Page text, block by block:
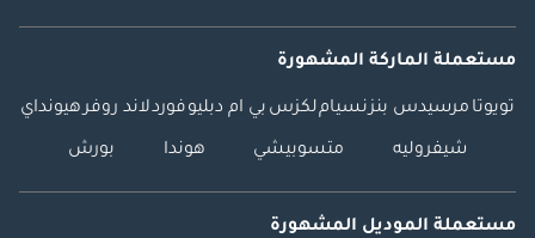
مستعملة الماركة المشهورة
تويوتا مرسيدس بنزنسياملكزس بي ام دبليوفوردلاند روفرهيونداي
شيفروليه متسوبيشي هوندا بورش
مستعملة الموديل المشهورة